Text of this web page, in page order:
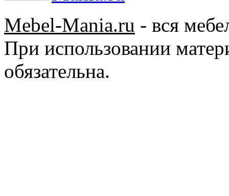
Mebel-Mania.ru - вся
При использовании
обязательна.